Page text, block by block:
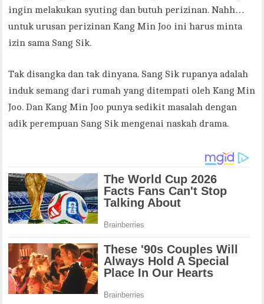
ingin melakukan syuting dan butuh perizinan. Nahh…
untuk urusan perizinan Kang Min Joo ini harus minta
izin sama Sang Sik.
Tak disangka dan tak dinyana. Sang Sik rupanya adalah
induk semang dari rumah yang ditempati oleh Kang Min
Joo. Dan Kang Min Joo punya sedikit masalah dengan
adik perempuan Sang Sik mengenai naskah drama.